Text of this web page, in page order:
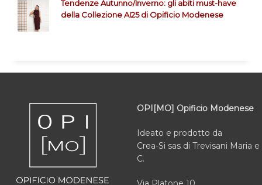
Tendenze Autunno/Inverno: gli abiti must-have
della Collezione AI25 di Opificio Modenese
OPI[MO] Opificio Modenese
Ideato e prodotto da
Crea-Si sas di Trevisani Maria e
C.